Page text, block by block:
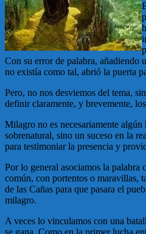
Con su error de palabra, añadiendo
no existía como tal, abrió la puerta
Pero, no nos desviemos del tema,
definir claramente, y brevemente,
Milagro no es necesariamente algún
sobrenatural, sino un suceso en la
para testimoniar la presencia y
Por lo general asociamos la palabra
común, con portentos o maravillas,
de las Cañas para que pasara el
milagro.
A veces lo vinculamos con una
se gana. Como en la primer lucha